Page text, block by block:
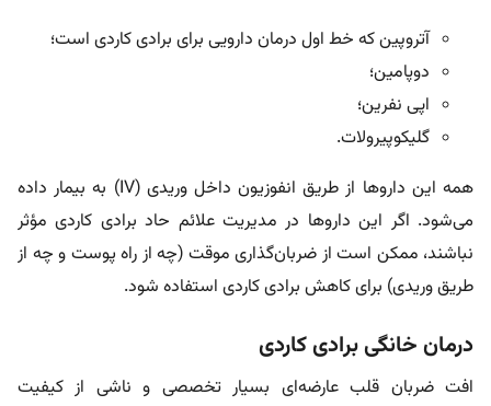
آتروپین که خط اول درمان دارویی برای برادی کاردی است؛
دوپامین؛
اپی نفرین؛
گلیکوپیرولات.
همه این داروها از طریق انفوزیون داخل وریدی (IV) به بیمار داده
می‌شود. اگر این داروها در مدیریت علائم حاد برادی کاردی مؤثر
نباشند، ممکن است از ضربان‌گذاری موقت (چه از راه پوست و چه از
طریق وریدی) برای کاهش برادی کاردی استفاده شود.
درمان خانگی برادی کاردی
افت ضربان قلب عارضه‌ای بسیار تخصصی و ناشی از کیفیت